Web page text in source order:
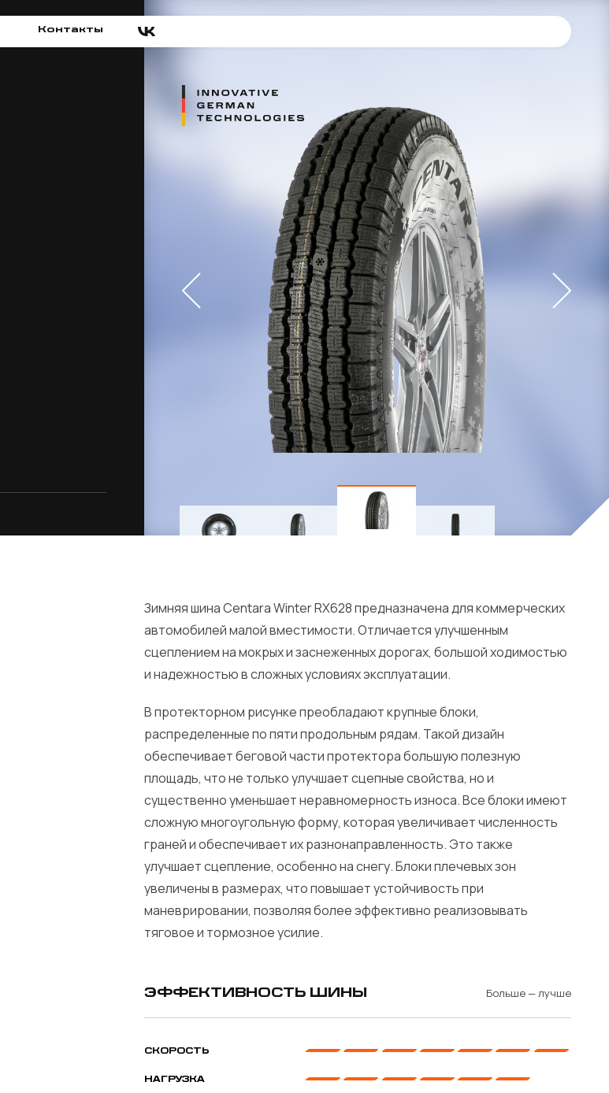
Контакты
Зимняя шина Centara Winter RX628 предназначена для коммерческих
автомобилей малой вместимости. Отличается улучшенным
сцеплением на мокрых и заснеженных дорогах, большой ходимостью
и надежностью в сложных условиях эксплуатации.
В протекторном рисунке преобладают крупные блоки,
распределенные по пяти продольным рядам. Такой дизайн
обеспечивает беговой части протектора большую полезную
площадь, что не только улучшает сцепные свойства, но и
существенно уменьшает неравномерность износа. Все блоки имеют
сложную многоугольную форму, которая увеличивает численность
граней и обеспечивает их разнонаправленность. Это также
улучшает сцепление, особенно на снегу. Блоки плечевых зон
увеличены в размерах, что повышает устойчивость при
маневрировании, позволяя более эффективно реализовывать
тяговое и тормозное усилие.
ЭФФЕКТИВНОСТЬ ШИНЫ Больше — лучше
СКОРОСТЬ
НАГРУЗКА